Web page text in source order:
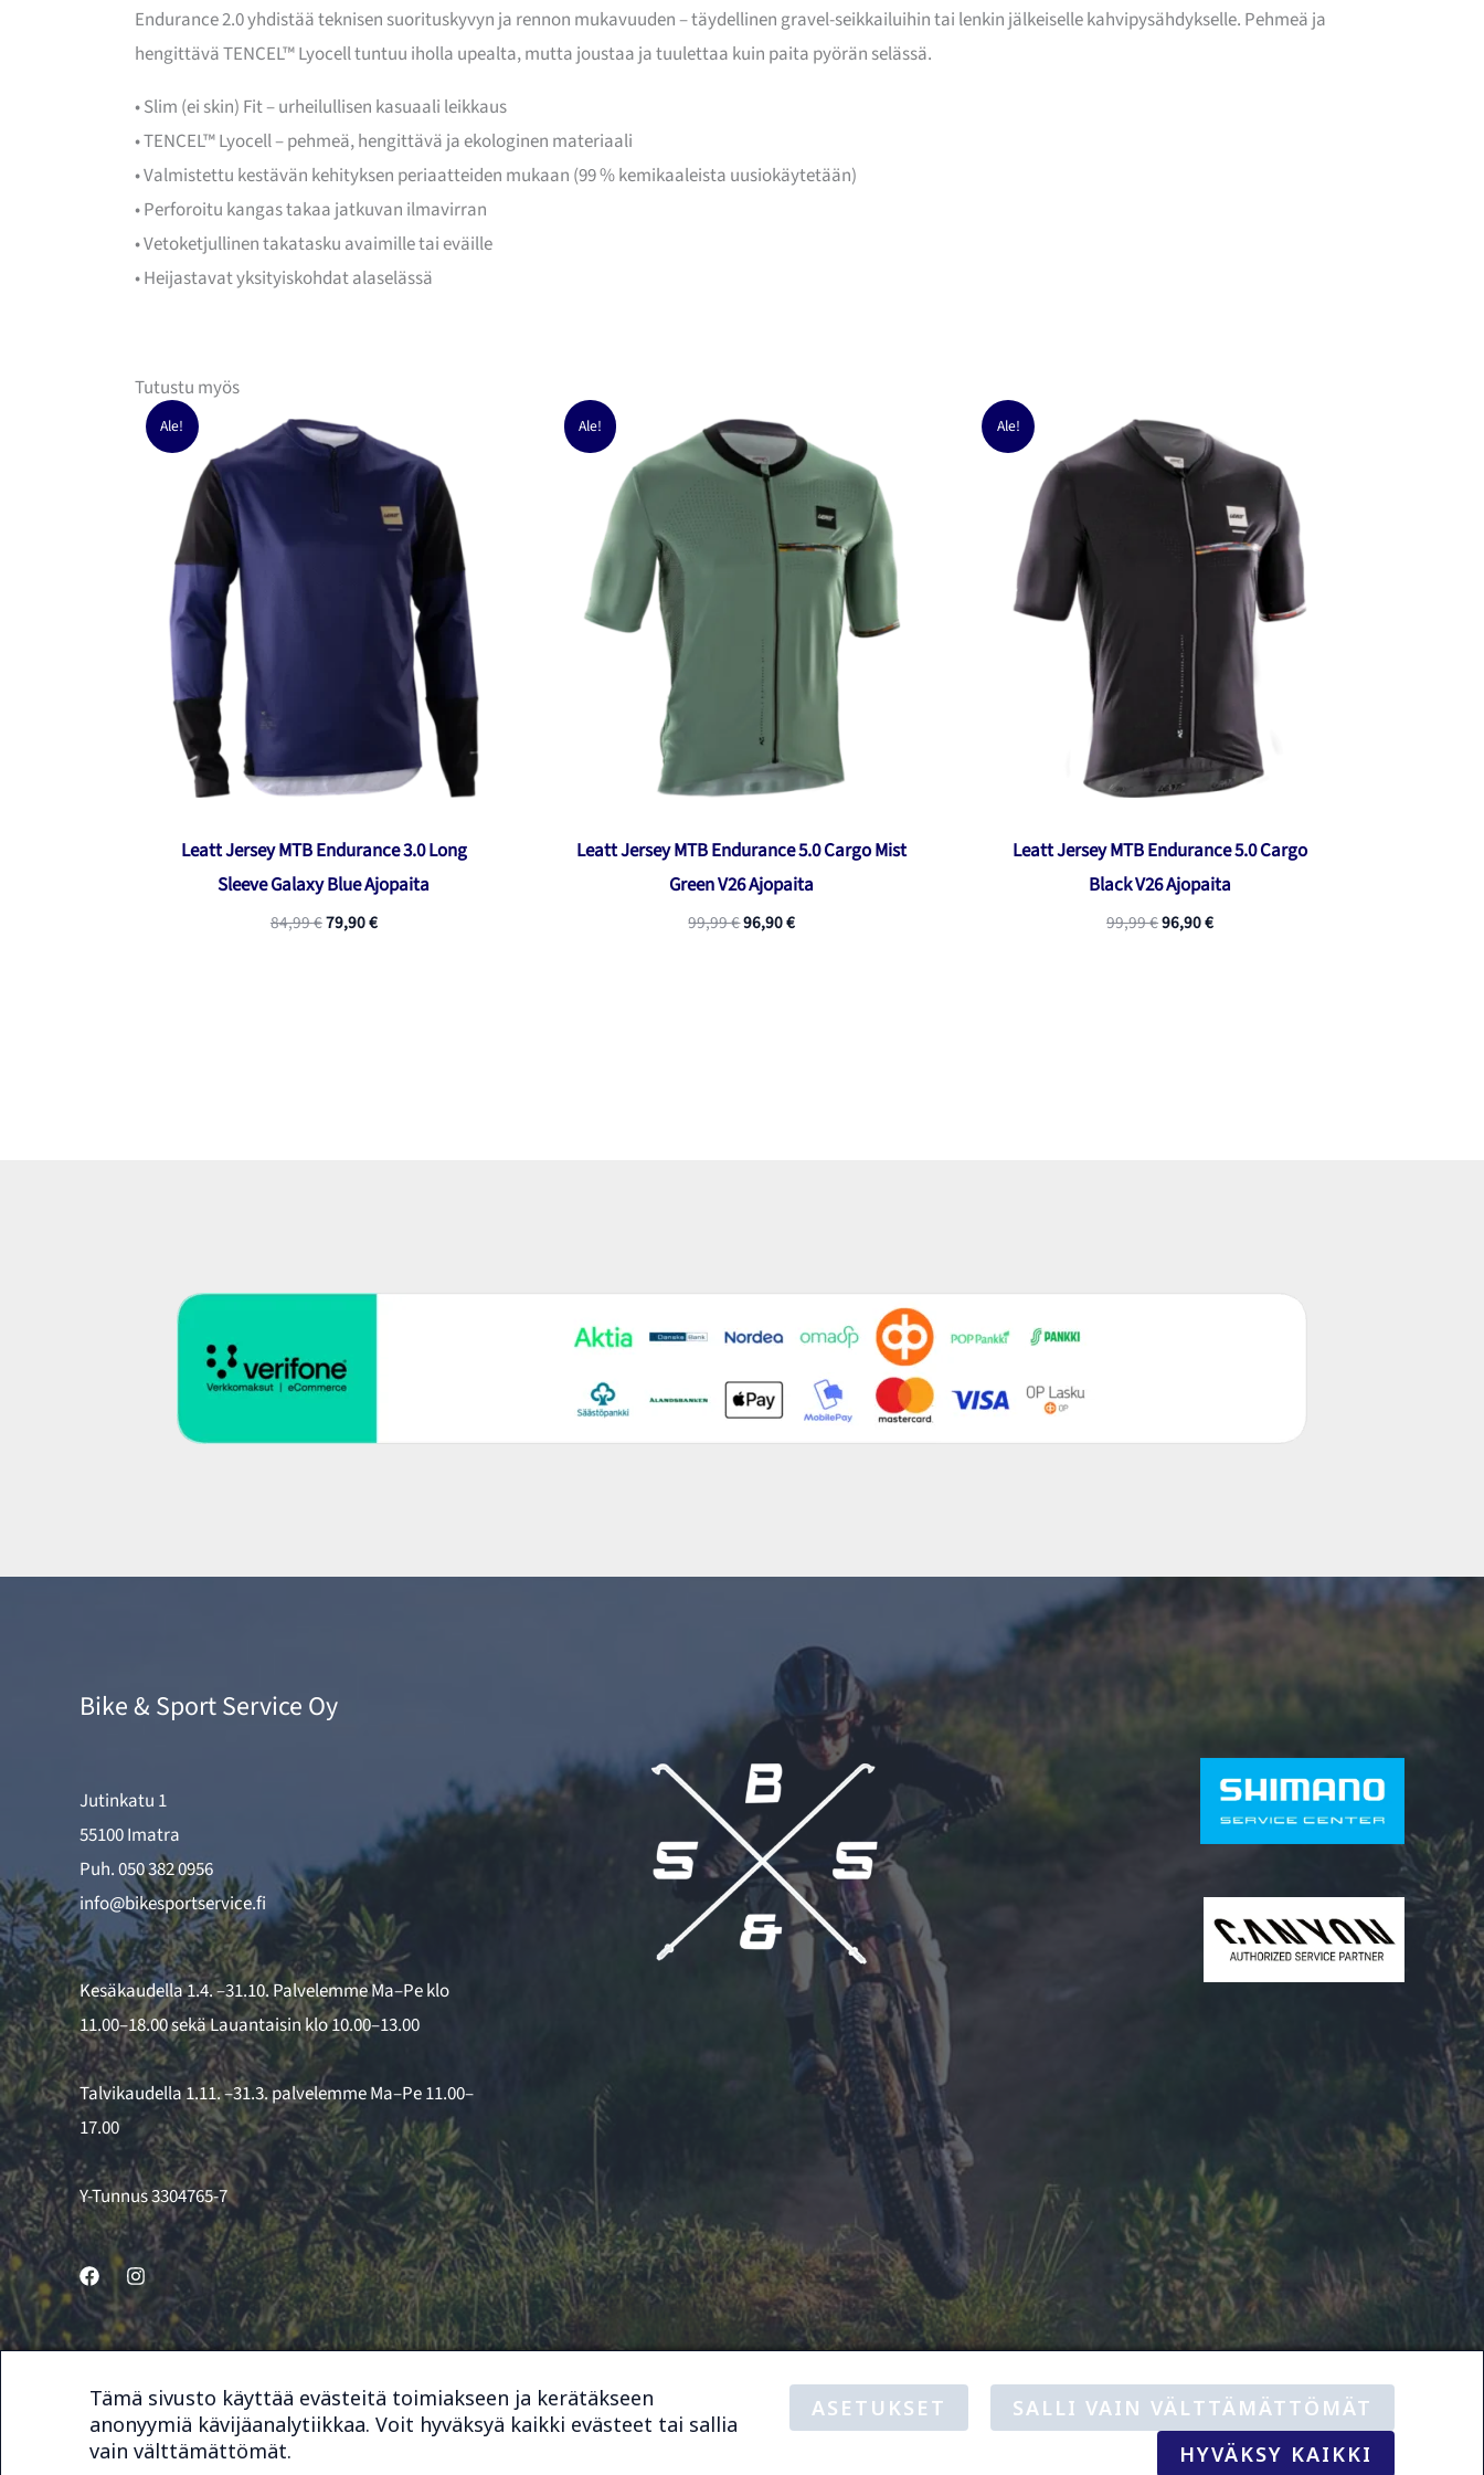
Endurance 2.0 yhdistää teknisen suorituskyvyn ja rennon mukavuuden – täydellinen gravel-seikkailuihin tai lenkin jälkeiselle kahvipysähdykselle. Pehmeä ja
hengittävä TENCEL™ Lyocell tuntuu iholla upealta, mutta joustaa ja tuulettaa kuin paita pyörän selässä.
• Slim (ei skin) Fit – urheilullisen kasuaali leikkaus
• TENCEL™ Lyocell – pehmeä, hengittävä ja ekologinen materiaali
• Valmistettu kestävän kehityksen periaatteiden mukaan (99 % kemikaaleista uusiokäytetään)
• Perforoitu kangas takaa jatkuvan ilmavirran
• Vetoketjullinen takatasku avaimille tai eväille
• Heijastavat yksityiskohdat alaselässä
Tutustu myös
Ale!
Leatt Jersey MTB Endurance 3.0 Long
Sleeve Galaxy Blue Ajopaita
84,99€Alkuperäinen
79,90€Nykyinen
Ale!
Leatt Jersey MTB Endurance 5.0 Cargo Mist
Green V26 Ajopaita
99,99€Alkuperäinen
96,90€Nykyinen
Ale!
Leatt Jersey MTB Endurance 5.0 Cargo
Black V26 Ajopaita
99,99€Alkuperäinen
96,90€Nykyinen
Bike & Sport Service Oy
Jutinkatu 1
55100 Imatra
Puh.050 382 0956
info@bikesportservice.fi
Kesäkaudella 1.4. –31.10. Palvelemme Ma–Pe klo
11.00–18.00 sekä Lauantaisin klo 10.00–13.00
Talvikaudella 1.11. –31.3. palvelemme Ma–Pe 11.00–
17.00
Y-Tunnus 3304765-7
© 2026 Bike & Sport Service
Sivuston toteutusDigimys Oy
Tietosuojaseloste
Tämä sivusto käyttää evästeitä toimiakseen ja kerätäkseen
anonyymiä kävijäanalytiikkaa. Voit hyväksyä kaikki evästeet tai sallia
vain välttämättömät.
ASETUKSET
SALLI VAIN VÄLTTÄMÄTTÖMÄT
HYVÄKSY KAIKKI